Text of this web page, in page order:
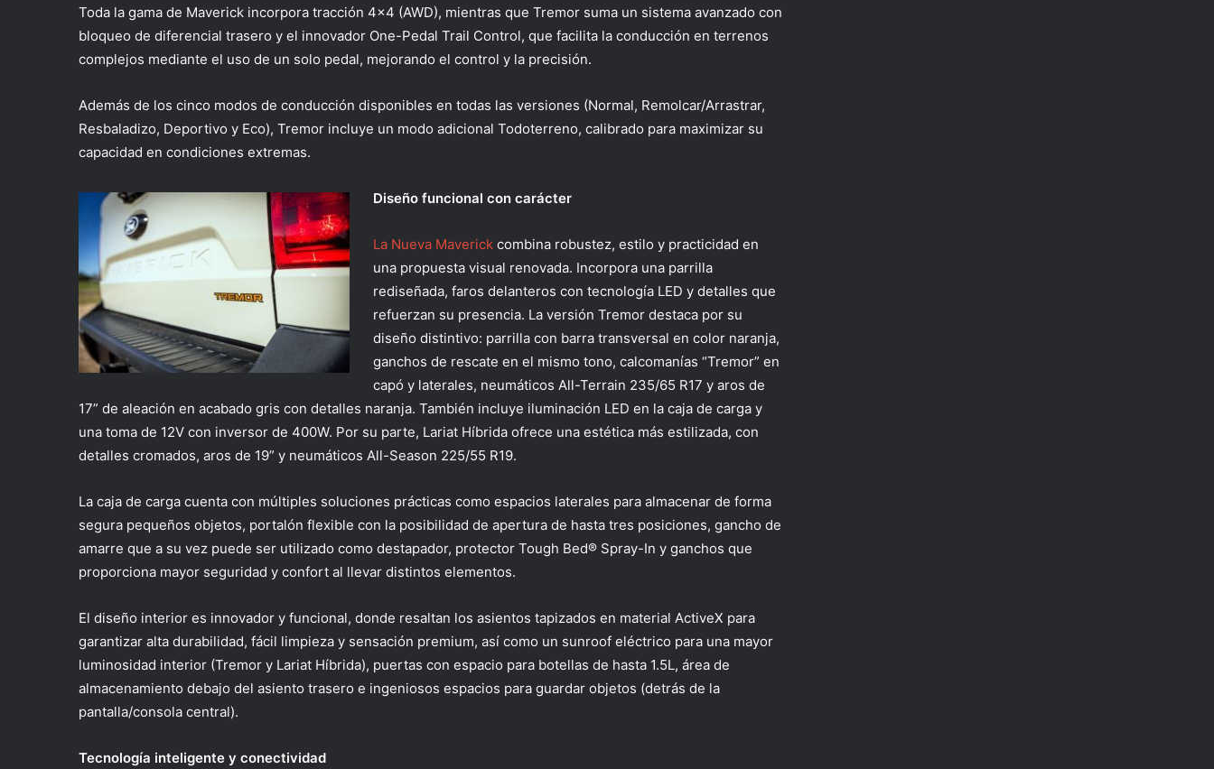
Toda la gama de Maverick incorpora tracción 4×4 (AWD), mientras que Tremor suma un sistema avanzado con
bloqueo de diferencial trasero y el innovador One-Pedal Trail Control, que facilita la conducción en terrenos
complejos mediante el uso de un solo pedal, mejorando el control y la precisión.
Además de los cinco modos de conducción disponibles en todas las versiones (Normal, Remolcar/Arrastrar,
Resbaladizo, Deportivo y Eco), Tremor incluye un modo adicional Todoterreno, calibrado para maximizar su
capacidad en condiciones extremas.
Diseño funcional con carácter
La Nueva Maverick combina robustez, estilo y practicidad en
una propuesta visual renovada. Incorpora una parrilla
rediseñada, faros delanteros con tecnología LED y detalles que
refuerzan su presencia. La versión Tremor destaca por su
diseño distintivo: parrilla con barra transversal en color naranja,
ganchos de rescate en el mismo tono, calcomanías “Tremor” en
capó y laterales, neumáticos All-Terrain 235/65 R17 y aros de
17” de aleación en acabado gris con detalles naranja. También incluye iluminación LED en la caja de carga y
una toma de 12V con inversor de 400W. Por su parte, Lariat Híbrida ofrece una estética más estilizada, con
detalles cromados, aros de 19” y neumáticos All-Season 225/55 R19.
La caja de carga cuenta con múltiples soluciones prácticas como espacios laterales para almacenar de forma
segura pequeños objetos, portalón flexible con la posibilidad de apertura de hasta tres posiciones, gancho de
amarre que a su vez puede ser utilizado como destapador, protector Tough Bed® Spray-In y ganchos que
proporciona mayor seguridad y confort al llevar distintos elementos.
El diseño interior es innovador y funcional, donde resaltan los asientos tapizados en material ActiveX para
garantizar alta durabilidad, fácil limpieza y sensación premium, así como un sunroof eléctrico para una mayor
luminosidad interior (Tremor y Lariat Híbrida), puertas con espacio para botellas de hasta 1.5L, área de
almacenamiento debajo del asiento trasero e ingeniosos espacios para guardar objetos (detrás de la
pantalla/consola central).
Tecnología inteligente y conectividad